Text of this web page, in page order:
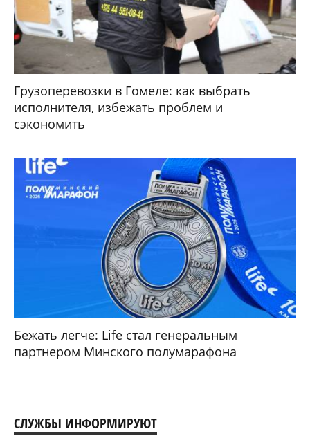
Грузоперевозки в Гомеле: как выбрать
исполнителя, избежать проблем и
сэкономить
Бежать легче: Life стал генеральным
партнером Минского полумарафона
СЛУЖБЫ ИНФОРМИРУЮТ